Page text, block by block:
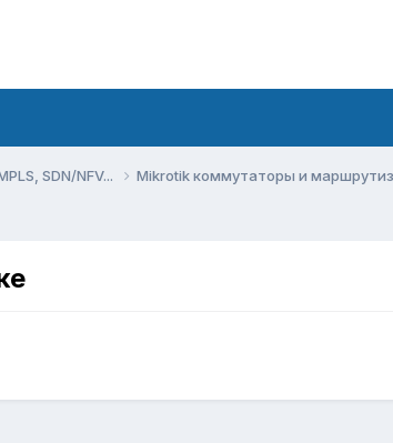
SDN/NFV...
Mikrotik коммутаторы и